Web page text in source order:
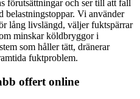
förutsättningar och ser till att fall
belastningstoppar. Vi använder
lång livslängd, väljer fuktspärrar
minskar köldbryggor i
som håller tätt, dränerar
fuktproblem.
offert online